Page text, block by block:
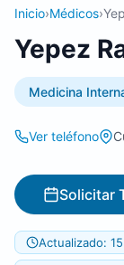
Inicio›Médicos›
Yepez
Medicina
Ver teléfono
Solicitar
Actualizado: